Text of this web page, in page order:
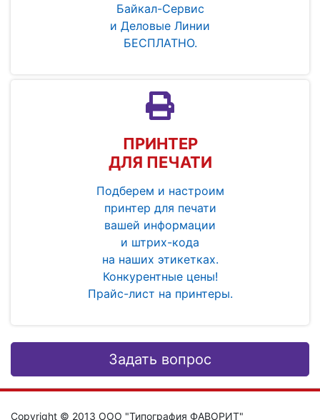
Байкал-Сервис
и Деловые Линии
БЕСПЛАТНО.
ПРИНТЕР
ДЛЯ ПЕЧАТИ
Подберем и настроим
принтер для печати
вашей информации
и штрих-кода
на наших этикетках.
Конкурентные цены!
Прайс-лист на принтеры.
Задать вопрос
Copyright © 2013 ООО "Типография ФАВОРИТ"